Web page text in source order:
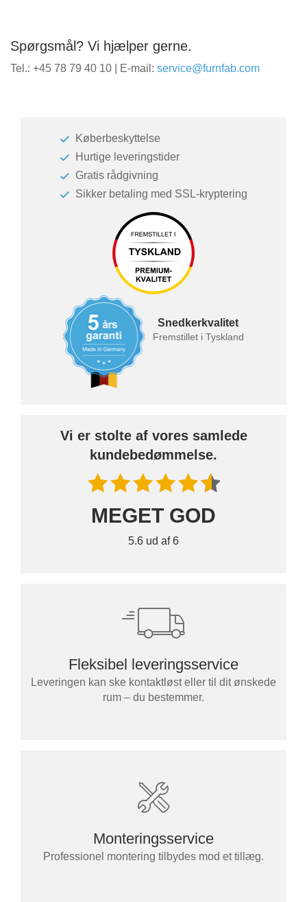
Spørgsmål? Vi hjælper gerne.
Tel.: +45 78 79 40 10 | E-mail: service@furnfab.com
Køberbeskyttelse
Hurtige leveringstider
Gratis rådgivning
Sikker betaling med SSL-kryptering
Snedkerkvalitet
Fremstillet i Tyskland
Vi er stolte af vores samlede
kundebedømmelse.
MEGET GOD
5.6 ud af 6
Fleksibel leveringsservice
Leveringen kan ske kontaktløst eller til dit ønskede
rum – du bestemmer.
Monteringsservice
Professionel montering tilbydes mod et tillæg.